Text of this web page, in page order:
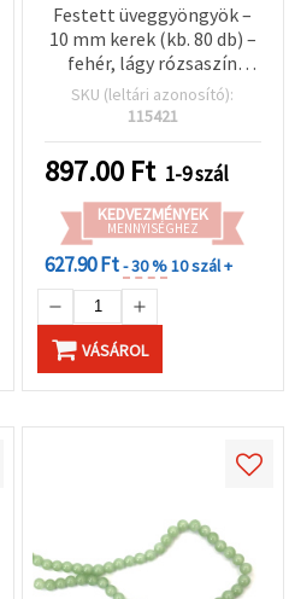
Festett üveggyöngyök –
10 mm kerek (kb. 80 db) –
fehér, lágy rózsaszín
ecsethatással –
ékszerkészítéshez és
SKU (leltári azonosító):
115421
897.00 Ft 1-9 szál
KEDVEZMÉNYEK
MENNYISÉGHEZ
627.90 Ft- 30 %10 szál +
VÁSÁROL